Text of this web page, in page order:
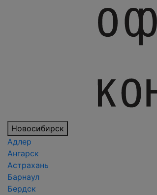
Новосибирск
Адлер
Ангарск
Астрахань
Барнаул
Бердск